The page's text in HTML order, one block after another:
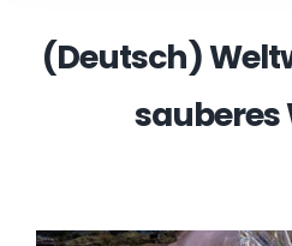
(Deutsch)
sauberes